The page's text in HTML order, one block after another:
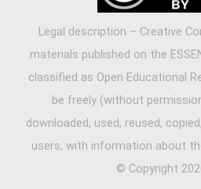
Legal description – Creative
materials published on the
classified as Open Educational
be freely (without
downloaded, used, reused,
users, with information about
© Copyright